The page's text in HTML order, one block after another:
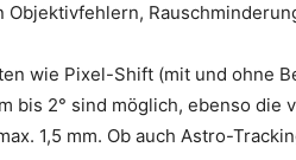
Objektivfehlern,
wie Pixel-Shift (mit und ohne
bis 2° sind möglich, ebenso
1,5 mm. Ob auch Astro-